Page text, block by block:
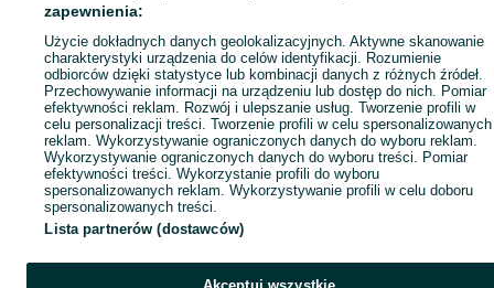
zapewnienia:
Użycie dokładnych danych geolokalizacyjnych. Aktywne skanowanie
charakterystyki urządzenia do celów identyfikacji. Rozumienie
odbiorców dzięki statystyce lub kombinacji danych z różnych źródeł.
Przechowywanie informacji na urządzeniu lub dostęp do nich. Pomiar
efektywności reklam. Rozwój i ulepszanie usług. Tworzenie profili w
celu personalizacji treści. Tworzenie profili w celu spersonalizowanych
reklam. Wykorzystywanie ograniczonych danych do wyboru reklam.
Wykorzystywanie ograniczonych danych do wyboru treści. Pomiar
efektywności treści. Wykorzystanie profili do wyboru
spersonalizowanych reklam. Wykorzystywanie profili w celu doboru
spersonalizowanych treści.
Lista partnerów (dostawców)